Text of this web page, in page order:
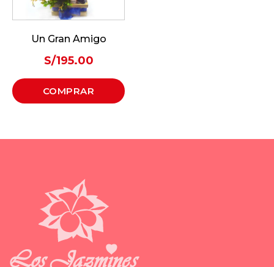
Un Gran Amigo
S/195.00
COMPRAR